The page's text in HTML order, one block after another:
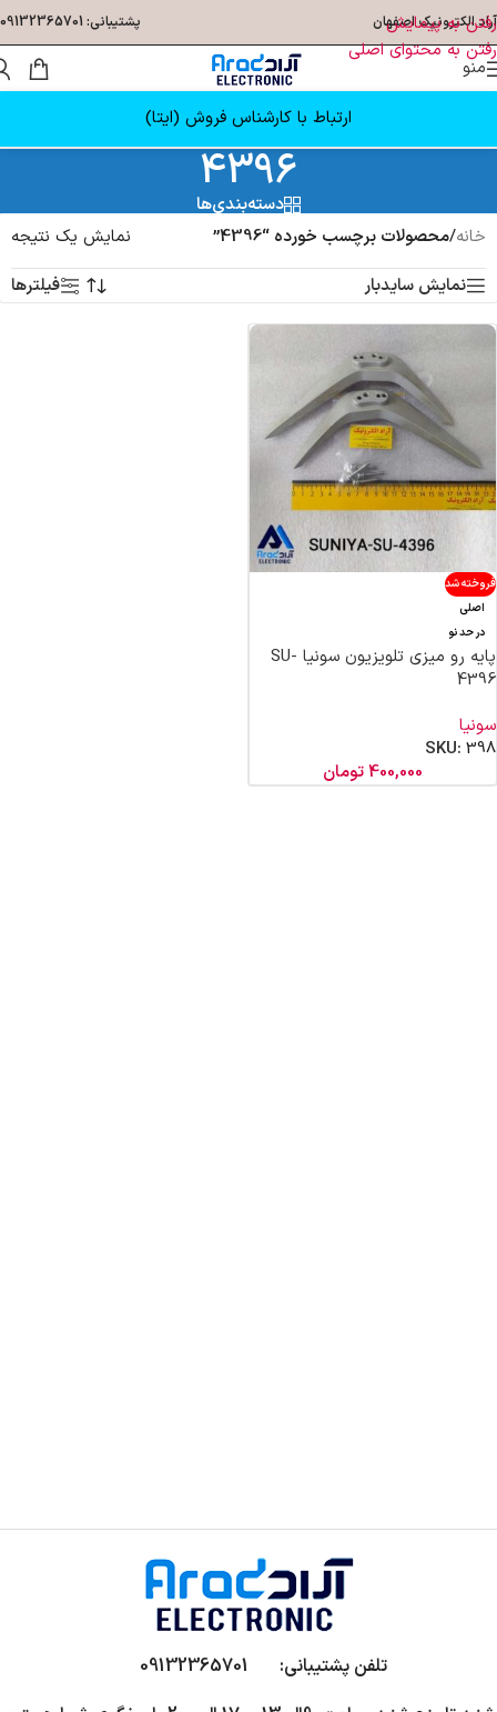
رفتن به پیمایش
رفتن به محتوای اصلی
آراد الکترونیک اصفهان پشتیبانی: 09132365701
منو
ارتباط با کارشناس فروش (ایتا)
4396
دسته‌بندی‌ها
خانه/محصولات برچسب خورده “4396”
نمایش یک نتیجه
نمایش سایدبار
فیلترها
فروخته شد
اصلی
در حد نو
پایه رو میزی تلویزیون سونیا SU-
4396
سونیا
SKU: 398
400,000تومان
تلفن پشتیبانی: 09132365701